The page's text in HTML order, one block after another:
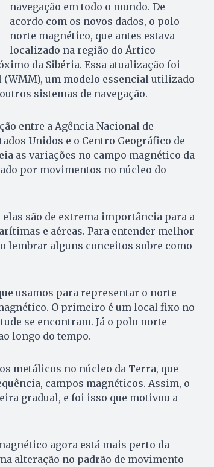
navegação em todo o mundo. De
acordo com os novos dados, o polo
norte magnético, que antes estava
localizado na região do Ártico
da Sibéria. Essa atualização foi
um modelo essencial utilizado
sistemas de navegação.
entre a Agência Nacional de
Unidos e o Centro Geográfico de
as variações no campo magnético da
por movimentos no núcleo do
são de extrema importância para a
e aéreas. Para entender melhor
lembrar alguns conceitos sobre como
usamos para representar o norte
O primeiro é um local fixo no
se encontram. Já o polo norte
longo do tempo.
metálicos no núcleo da Terra, que
campos magnéticos. Assim, o
gradual, e foi isso que motivou a
agora está mais perto da
alteração no padrão de movimento